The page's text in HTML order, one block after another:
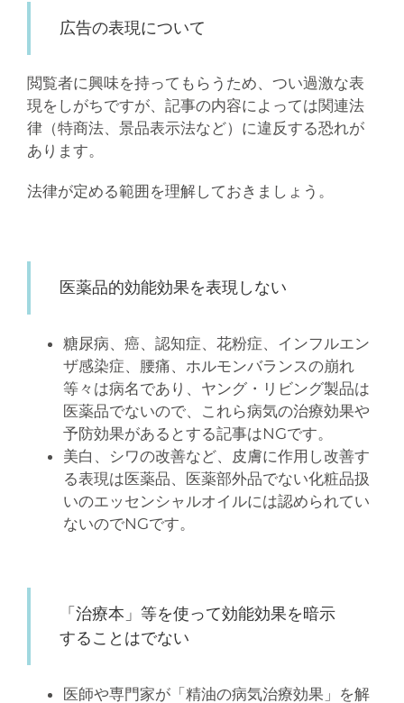
広告の表現について
閲覧者に興味を持ってもらうため、つい過激な表
現をしがちですが、記事の内容によっては関連法
律（特商法、景品表示法など）に違反する恐れが
あります。
法律が定める範囲を理解しておきましょう。
医薬品的効能効果を表現しない
糖尿病、癌、認知症、花粉症、インフルエン
ザ感染症、腰痛、ホルモンバランスの崩れ
等々は病名であり、ヤング・リビング製品は
医薬品でないので、これら病気の治療効果や
予防効果があるとする記事はNGです。
美白、シワの改善など、皮膚に作用し改善す
る表現は医薬品、医薬部外品でない化粧品扱
いのエッセンシャルオイルには認められてい
ないのでNGです。
「治療本」 等を使って効能効果を暗示
することはでない
医師や専門家が「精油の病気治療効果」を解